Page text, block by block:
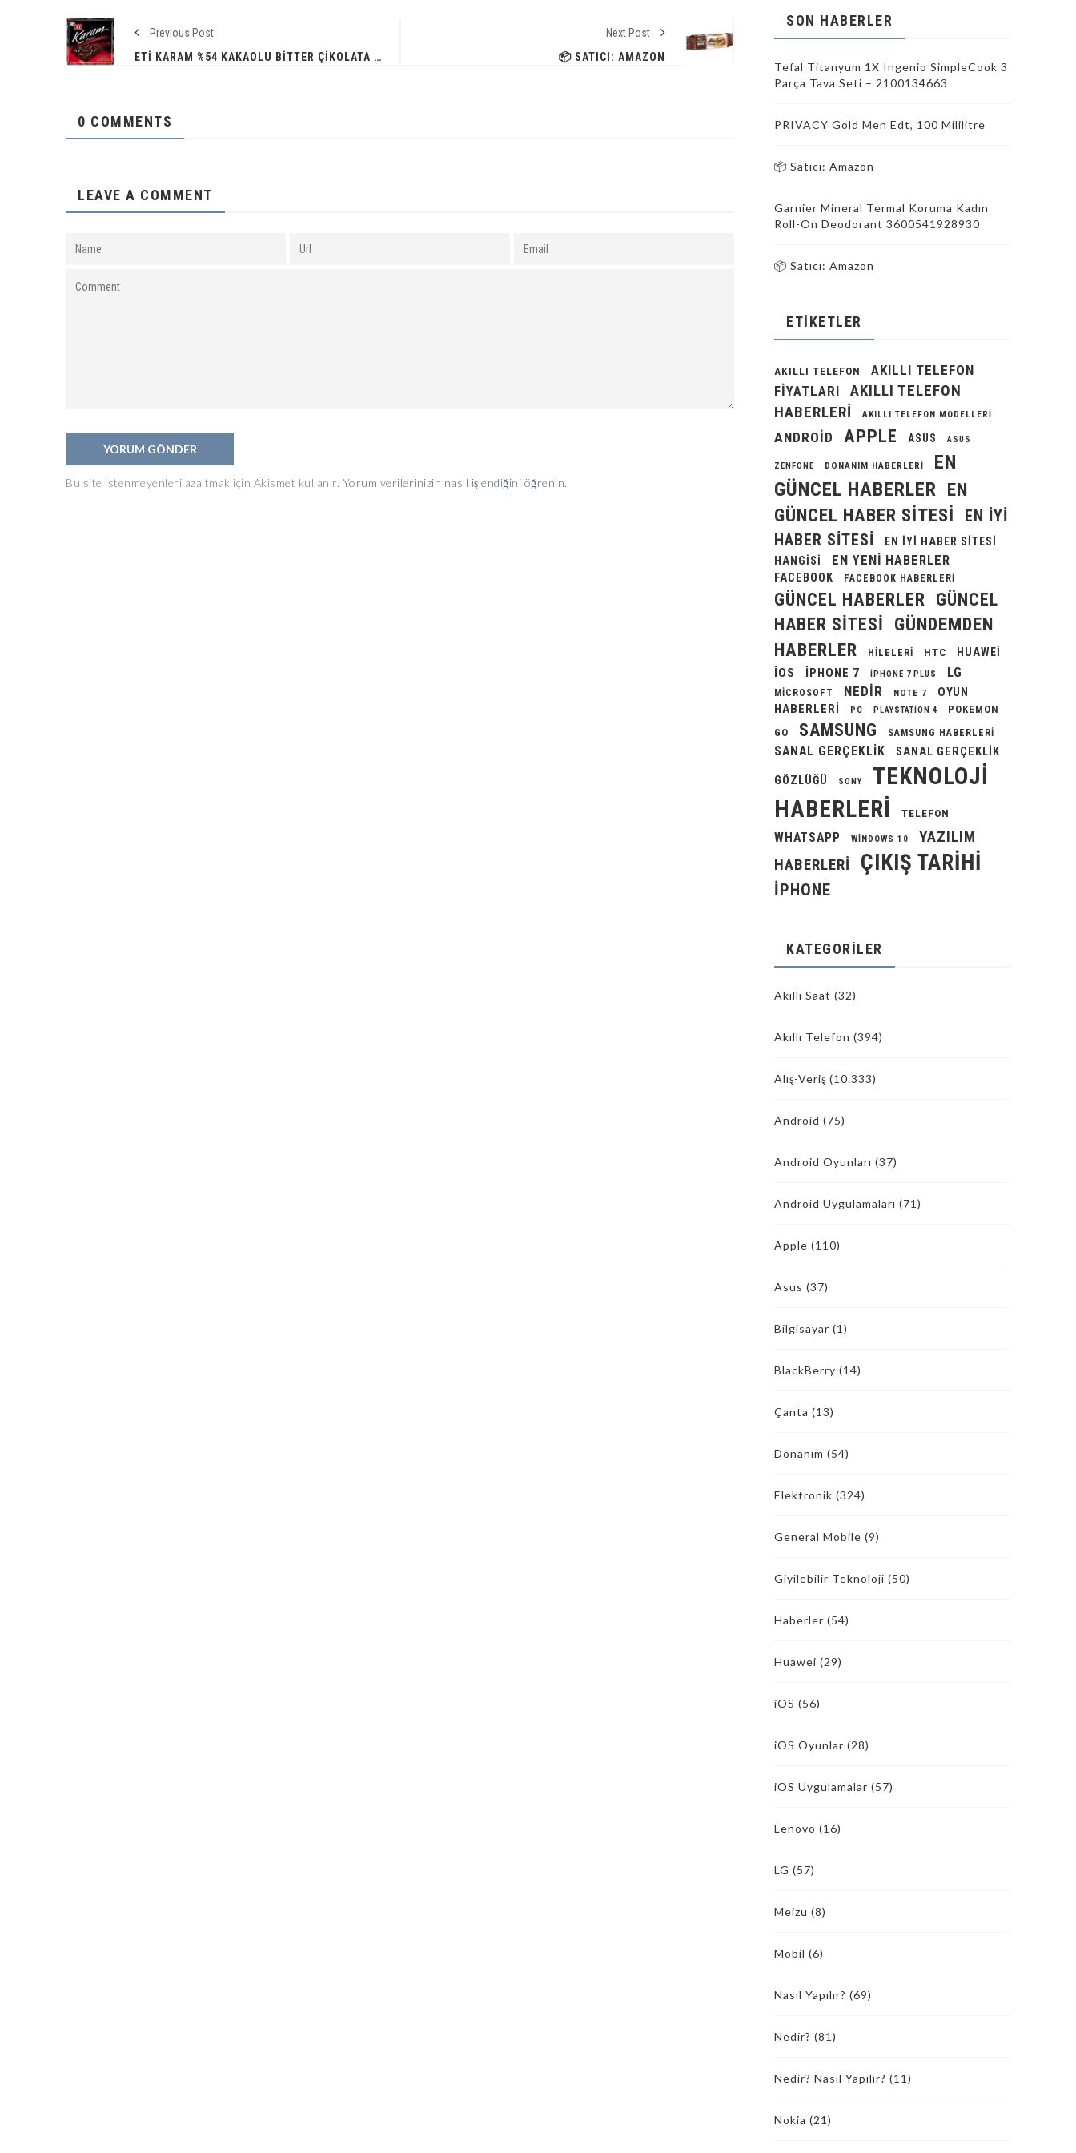
Previous Post
ETI KARAM %54 KAKAOLU BITTER ÇIKOLATA 60 G
Next Post
📦 SATICI: AMAZON
0 COMMENTS
LEAVE A COMMENT
Bu site istenmeyenleri azaltmak için Akismet kullanır. Yorum verilerinizin nasıl işlendiğini öğrenin.
SON HABERLER
Tefal Titanyum 1X Ingenio SimpleCook 3
Parça Tava Seti – 2100134663
PRIVACY Gold Men Edt, 100 Mililitre
📦 Satıcı: Amazon
Garnier Mineral Termal Koruma Kadın
Roll-On Deodorant 3600541928930
📦 Satıcı: Amazon
ETIKETLER
AKILLI TELEFON
AKILLI TELEFON
FIYATLARI
AKILLI TELEFON
HABERLERI
AKILLI TELEFON MODELLERI
ANDROID APPLE ASUS ASUS
ZENFONE DONANIM HABERLERI
EN
GÜNCEL HABERLER EN
GÜNCEL HABER SITESI
EN IYI
HABER SITESI
EN IYI HABER SITESI
HANGISI
EN YENI HABERLER
FACEBOOK FACEBOOK HABERLERI
GÜNCEL HABERLER
GÜNCEL
HABER SITESI
GÜNDEMDEN
HABERLER
HILELERI HTC HUAWEI
IOS IPHONE 7 IPHONE 7 PLUS LG
MICROSOFT NEDIR NOTE 7
OYUN
HABERLERI
PC PLAYSTATION 4
POKEMON
GO
SAMSUNG SAMSUNG HABERLERI
SANAL GERÇEKLIK SANAL GERÇEKLIK
GÖZLÜĞÜ SONY
TEKNOLOJI
HABERLERI
TELEFON
WHATSAPP WINDOWS 10
YAZILIM
HABERLERI
ÇIKIŞ TARIHI
İPHONE
KATEGORILER
Akıllı Saat (32)
Akıllı Telefon (394)
Alış-Veriş (10.333)
Android (75)
Android Oyunları (37)
Android Uygulamaları (71)
Apple (110)
Asus (37)
Bilgisayar (1)
BlackBerry (14)
Çanta (13)
Donanım (54)
Elektronik (324)
General Mobile (9)
Giyilebilir Teknoloji (50)
Haberler (54)
Huawei (29)
iOS (56)
iOS Oyunlar (28)
iOS Uygulamalar (57)
Lenovo (16)
LG (57)
Meizu (8)
Mobil (6)
Nasıl Yapılır? (69)
Nedir? (81)
Nedir? Nasıl Yapılır? (11)
Nokia (21)